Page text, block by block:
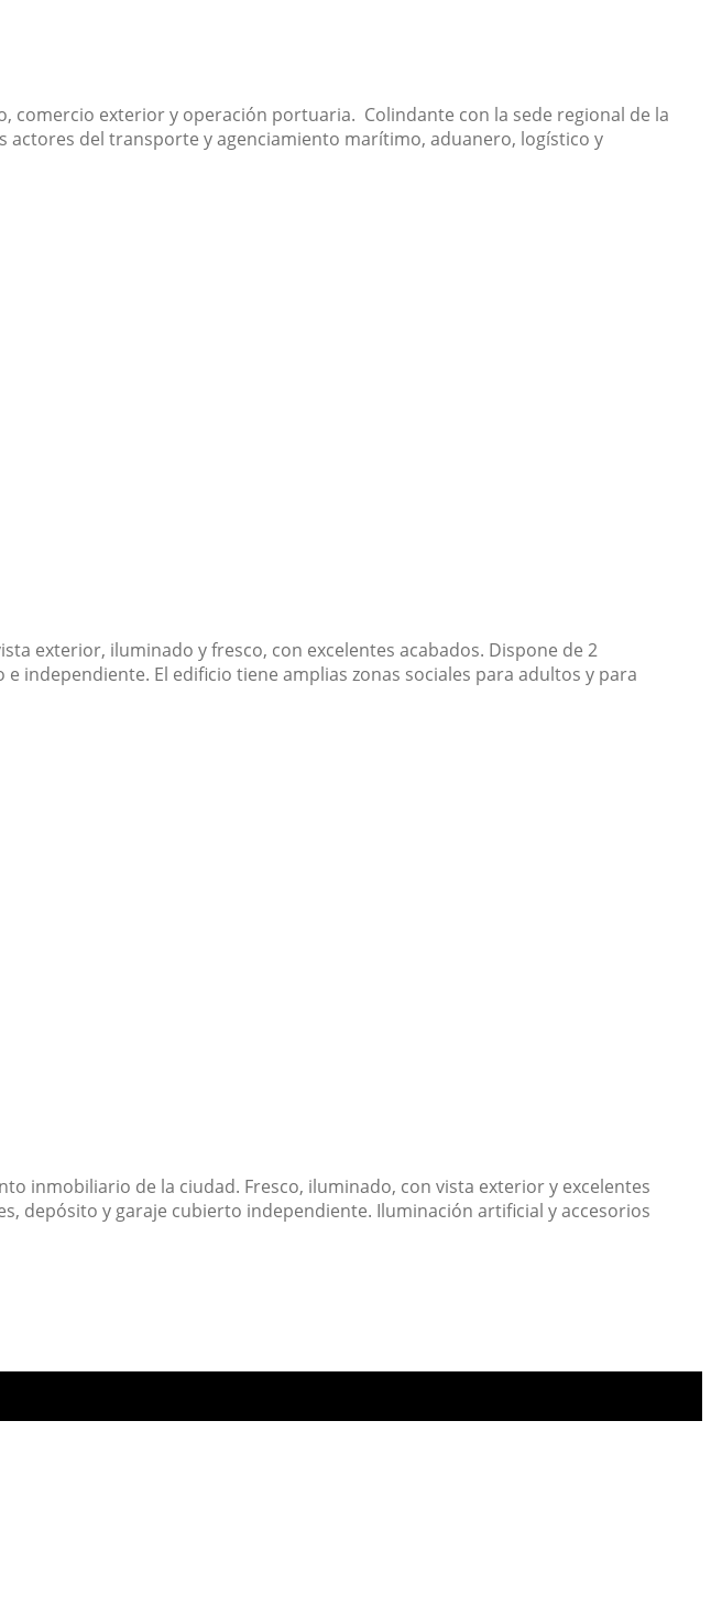
comercio exterior y operación portuaria. Colindante con la sede regional de la
actores del transporte y agenciamiento marítimo, aduanero, logístico y
exterior, iluminado y fresco, con excelentes acabados. Dispone de 2
independiente. El edificio tiene amplias zonas sociales para adultos y para
inmobiliario de la ciudad. Fresco, iluminado, con vista exterior y excelentes
depósito y garaje cubierto independiente. Iluminación artificial y accesorios